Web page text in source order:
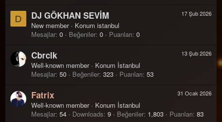
D
17 Şub 2026
DJ GÖKHAN SEVİM
New member · Konum istanbul
Mesajlar 0 Beğeniler 0 Puanları 0
13 Şub 2026
Cbrclk
Well-known member · Konum İstanbul
Mesajlar 50 Beğeniler 323 Puanları 53
31 Ocak 2026
Fatrix
Well-known member · Konum İstanbul
Mesajlar 54 Downloads 9 Beğeniler 1,803 Puanları 83